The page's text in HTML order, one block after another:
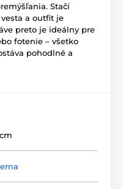
Stačí
a outfit je
preto je ideálny pre
fotenie – všetko
pohodlné a